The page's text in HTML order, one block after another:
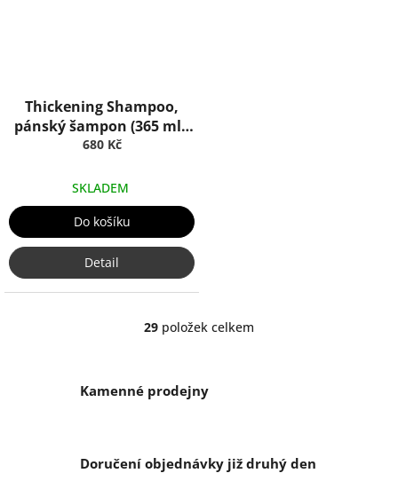
Thickening Shampoo,
pánský šampon (365 ml),
Truefitt & Hill
680 Kč
SKLADEM
Do košíku
Detail
O
á
d
p
29 položek celkem
Kamenné prodejny
Doručení objednávky již druhý den